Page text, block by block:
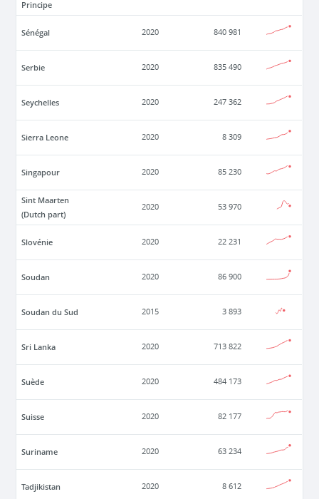
Principe
Sénégal 2020 840 981
Serbie 2020 835 490
Seychelles 2020 247 362
Sierra Leone 2020 8 309
Singapour 2020 85 230
Sint Maarten
(Dutch part)
2020 53 970
Slovénie 2020 22 231
Soudan 2020 86 900
Soudan du Sud 2015 3 893
Sri Lanka 2020 713 822
Suède 2020 484 173
Suisse 2020 82 177
Suriname 2020 63 234
Tadjikistan 2020 8 612